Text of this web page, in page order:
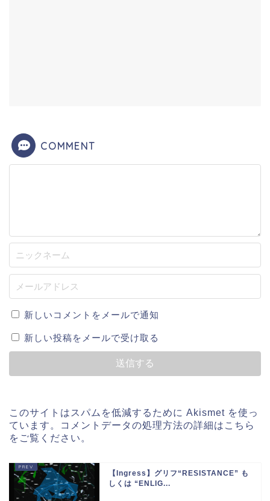
COMMENT
新しいコメントをメールで通知
新しい投稿をメールで受け取る
このサイトはスパムを低減するために Akismet を使っ
ています。
コメントデータの処理方法の詳細はこちら
をご覧ください 。
【Ingress】グリフ“RESISTANCE” も
しくは “ENLIG...